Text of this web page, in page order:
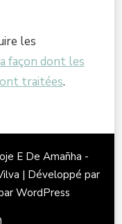
les
façon dont les
traitées.
E De Amañha -
| Développé par
WordPress